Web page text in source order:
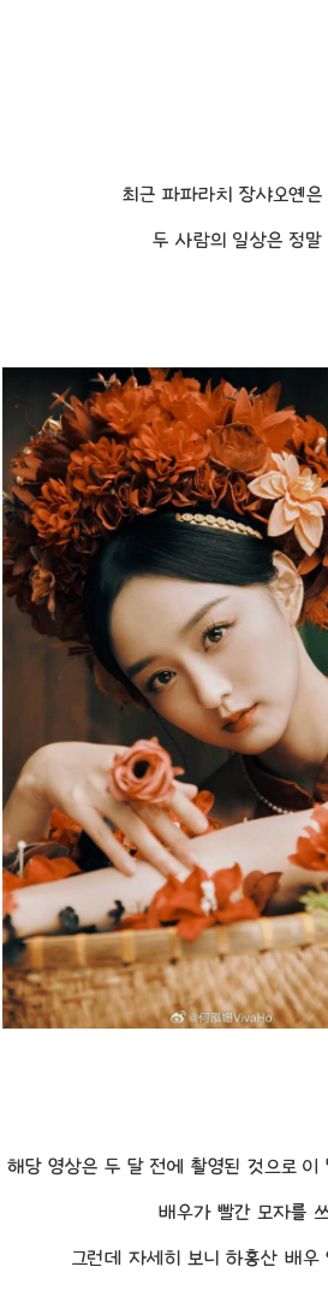
최근 파파라치 장샤오옌
두 사람의 일상은 정
해당 영상은 두 달 전에 촬영된 것으로
배우가 빨간 모자를
그런데 자세히 보니 하홍산 배